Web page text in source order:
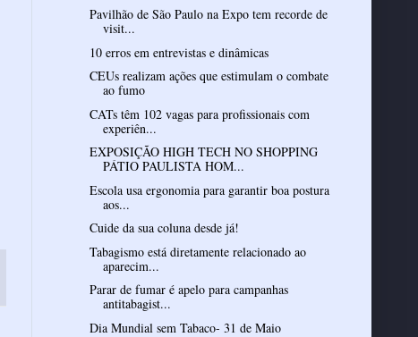
Pavilhão de São Paulo na Expo tem recorde de
visit...
10 erros em entrevistas e dinâmicas
CEUs realizam ações que estimulam o combate
ao fumo
CATs têm 102 vagas para profissionais com
experiên...
EXPOSIÇÃO HIGH TECH NO SHOPPING
PÁTIO PAULISTA HOM...
Escola usa ergonomia para garantir boa postura
aos...
Cuide da sua coluna desde já!
Tabagismo está diretamente relacionado ao
aparecim...
Parar de fumar é apelo para campanhas
antitabagist...
Dia Mundial sem Tabaco- 31 de Maio